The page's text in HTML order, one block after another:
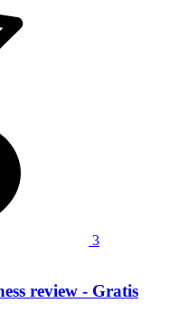
3
review - Gratis